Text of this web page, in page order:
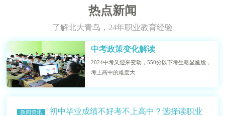
热点新闻
了解北大青鸟，24年职业教育经验
中考政策变化解读
2024中考又迎来变动，550分以下考生略显尴尬，
考上高中的难度大
新闻资讯
初中毕业成绩不好考不上高中？选择读职业